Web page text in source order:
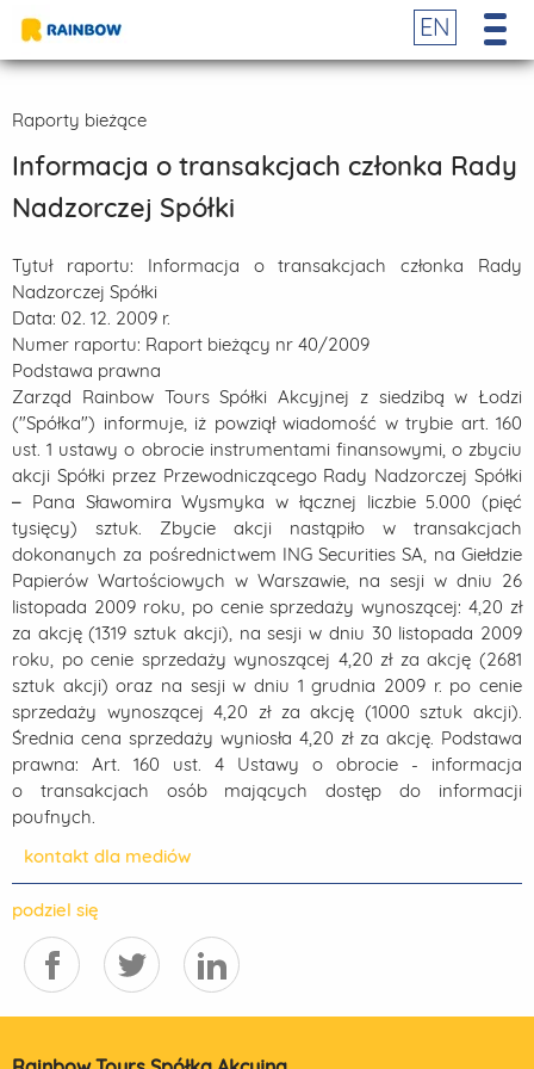
EN
Raporty bieżące
Informacja o transakcjach członka Rady
Nadzorczej Spółki
Tytuł raportu: Informacja o transakcjach członka Rady
Nadzorczej Spółki
Data: 02. 12. 2009 r.
Numer raportu: Raport bieżący nr 40/2009
Podstawa prawna
Zarząd Rainbow Tours Spółki Akcyjnej z siedzibą w Łodzi
("Spółka") informuje, iż powziął wiadomość w trybie art. 160
ust. 1 ustawy o obrocie instrumentami finansowymi, o zbyciu
akcji Spółki przez Przewodniczącego Rady Nadzorczej Spółki
– Pana Sławomira Wysmyka w łącznej liczbie 5.000 (pięć
tysięcy) sztuk. Zbycie akcji nastąpiło w transakcjach
dokonanych za pośrednictwem ING Securities SA, na Giełdzie
Papierów Wartościowych w Warszawie, na sesji w dniu 26
listopada 2009 roku, po cenie sprzedaży wynoszącej: 4,20 zł
za akcję (1319 sztuk akcji), na sesji w dniu 30 listopada 2009
roku, po cenie sprzedaży wynoszącej 4,20 zł za akcję (2681
sztuk akcji) oraz na sesji w dniu 1 grudnia 2009 r. po cenie
sprzedaży wynoszącej 4,20 zł za akcję (1000 sztuk akcji).
Średnia cena sprzedaży wyniosła 4,20 zł za akcję. Podstawa
prawna: Art. 160 ust. 4 Ustawy o obrocie - informacja
o transakcjach osób mających dostęp do informacji
poufnych.
kontakt dla mediów
podziel się